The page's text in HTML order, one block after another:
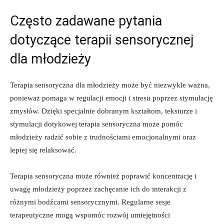
Często zadawane ⁤pytania
dotyczące terapii sensorycznej
dla młodzieży
Terapia⁤ sensoryczna dla młodzieży może być⁣ niezwykle ⁣ważna,
ponieważ pomaga w regulacji ⁢emocji⁢ i stresu poprzez stymulację
zmysłów. Dzięki specjalnie ⁤dobranym kształtom, teksturze i
stymulacji ‍dotykowej terapia sensoryczna może ‌pomóc
młodzieży radzić sobie z ⁤trudnościami ⁤emocjonalnymi ‍oraz
lepiej się relaksować.
Terapia ⁤sensoryczna może również poprawić koncentrację⁣ i
uwagę ​młodzieży poprzez ⁣zachęcanie ich ‌do interakcji z
⁢różnymi​ bodźcami sensorycznymi. Regularne sesje
terapeutyczne mogą wspomóc rozwój umiejętności‍